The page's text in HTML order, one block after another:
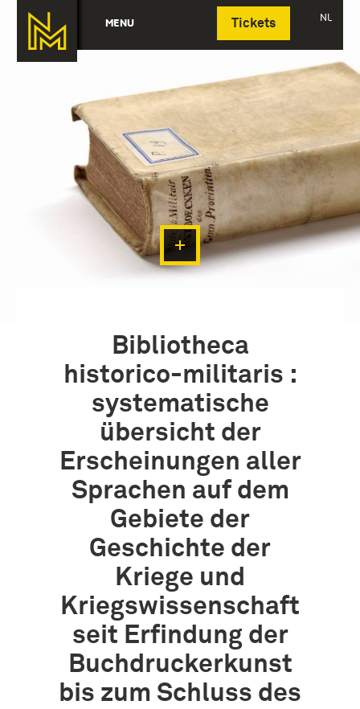
MENU Tickets NL
Deutsch
Bibliotheca
historico-militaris :
systematische
übersicht der
Erscheinungen aller
Sprachen auf dem
Gebiete der
Geschichte der
Kriege und
Kriegswissenschaft
seit Erfindung der
Buchdruckerkunst
bis zum Schluss des